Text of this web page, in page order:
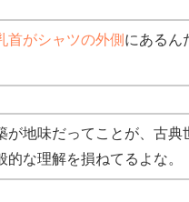
首がシャツの外側 にあるん
が地味だってことが、古典
的な理解を損ねてるよな。